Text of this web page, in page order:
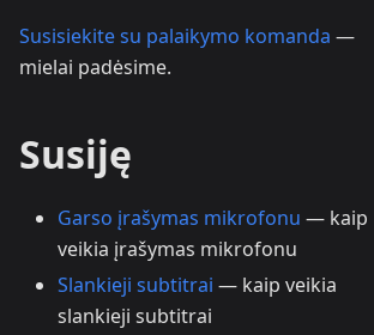
Susisiekite su palaikymo komanda —
mielai padėsime.
Susiję
Garso įrašymas mikrofonu — kaip
veikia įrašymas mikrofonu
Slankieji subtitrai — kaip veikia
slankieji subtitrai